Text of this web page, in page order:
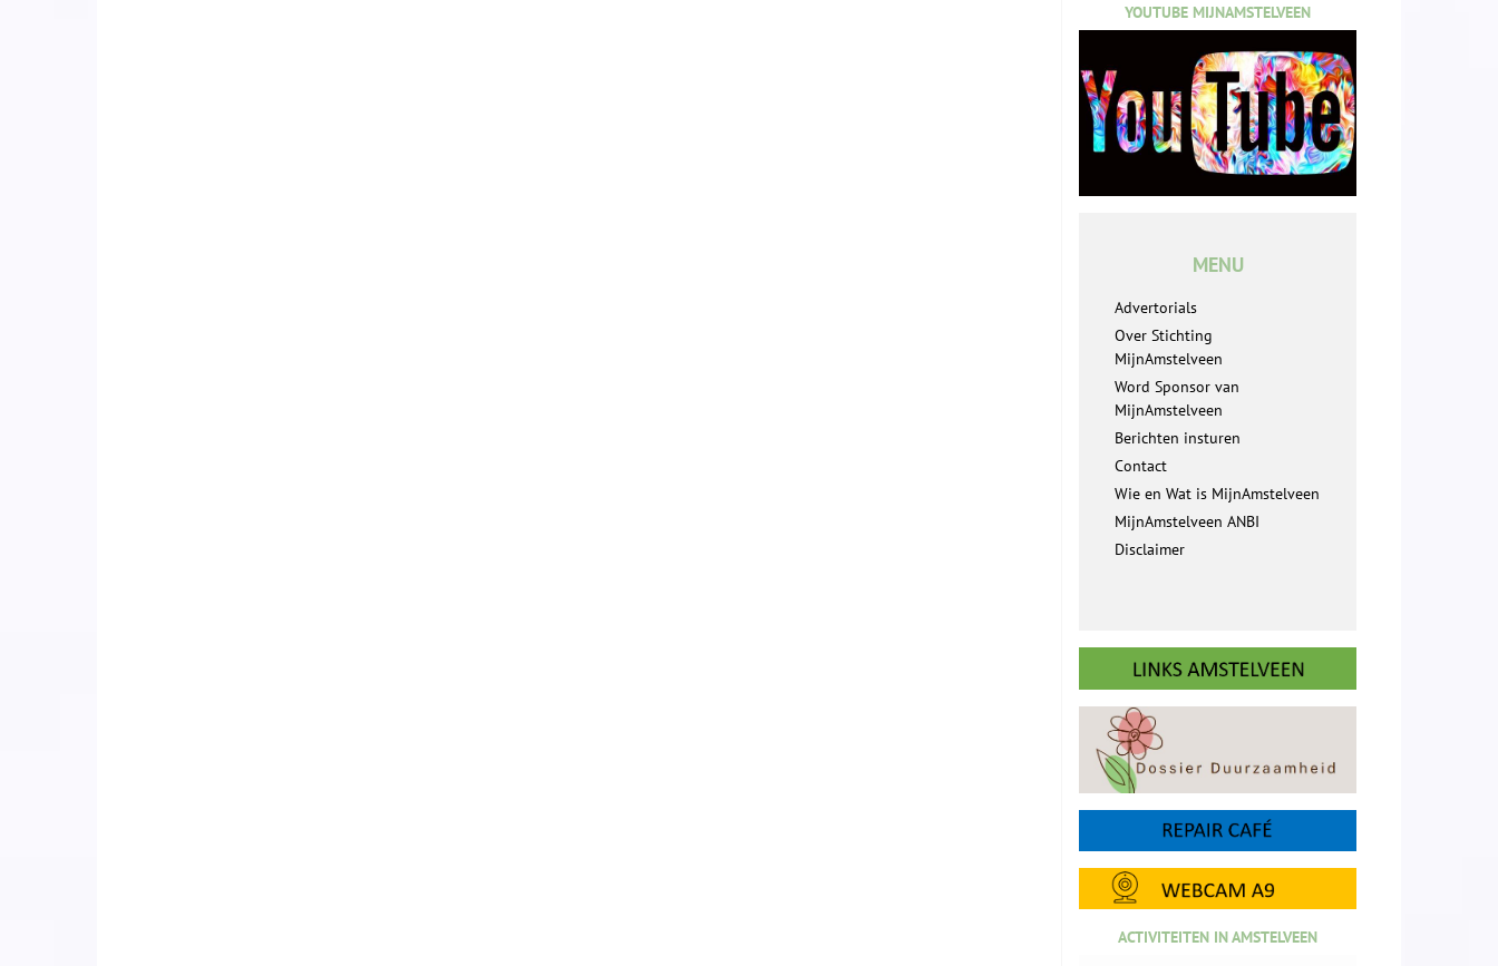
YOUTUBE MIJNAMSTELVEEN
MENU
Advertorials
Over Stichting
MijnAmstelveen
Word Sponsor van
MijnAmstelveen
Berichten insturen
Contact
Wie en Wat is MijnAmstelveen
MijnAmstelveen ANBI
Disclaimer
ACTIVITEITEN IN AMSTELVEEN